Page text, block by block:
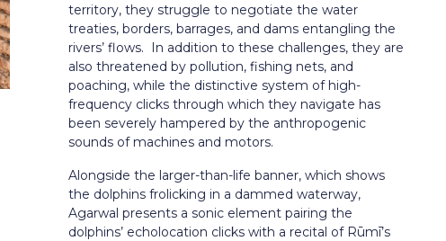
territory, they struggle to negotiate the water
treaties, borders, barrages, and dams entangling the
rivers’ flows. In addition to these challenges, they are
also threatened by pollution, fishing nets, and
poaching, while the distinctive system of high-
frequency clicks through which they navigate has
been severely hampered by the anthropogenic
sounds of machines and motors.
Alongside the larger-than-life banner, which shows
the dolphins frolicking in a dammed waterway,
Agarwal presents a sonic element pairing the
dolphins’ echolocation clicks with a recital of Rūmī’s